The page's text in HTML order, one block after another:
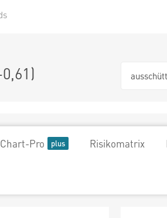
)
Chart-Pro Risikomatrix